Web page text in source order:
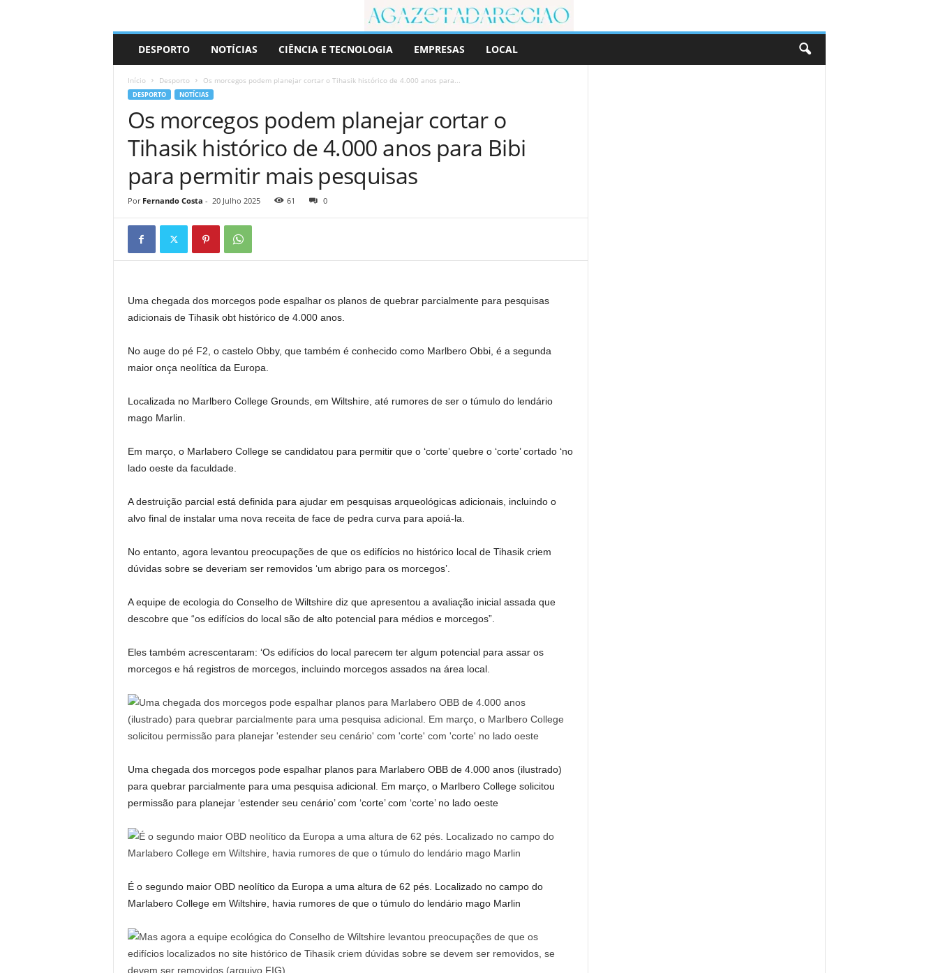
r
DESPORTO NOTÍCIAS CIÊNCIA E TECNOLOGIA EMPRESAS LOCAL
Início Desporto Os morcegos podem planejar cortar o Tihasik histórico de 4.000 anos para...
DESPORTO NOTÍCIAS
Os morcegos podem planejar cortar o
Tihasik histórico de 4.000 anos para Bibi
para permitir mais pesquisas
Por Fernando Costa - 20 Julho 2025 61 0
Uma chegada dos morcegos pode espalhar os planos de quebrar parcialmente para pesquisas
adicionais de Tihasik obt histórico de 4.000 anos.
No auge do pé F2, o castelo Obby, que também é conhecido como Marlbero Obbi, é a segunda
maior onça neolítica da Europa.
Localizada no Marlbero College Grounds, em Wiltshire, até rumores de ser o túmulo do lendário
mago Marlin.
Em março, o Marlabero College se candidatou para permitir que o ‘corte’ quebre o ‘corte’ cortado ‘no
lado oeste da faculdade.
A destruição parcial está definida para ajudar em pesquisas arqueológicas adicionais, incluindo o
alvo final de instalar uma nova receita de face de pedra curva para apoiá-la.
No entanto, agora levantou preocupações de que os edifícios no histórico local de Tihasik criem
dúvidas sobre se deveriam ser removidos ‘um abrigo para os morcegos’.
A equipe de ecologia do Conselho de Wiltshire diz que apresentou a avaliação inicial assada que
descobre que “os edifícios do local são de alto potencial para médios e morcegos”.
Eles também acrescentaram: ‘Os edifícios do local parecem ter algum potencial para assar os
morcegos e há registros de morcegos, incluindo morcegos assados na área local.
Uma chegada dos morcegos pode espalhar planos para Marlabero OBB de 4.000 anos (ilustrado)
para quebrar parcialmente para uma pesquisa adicional. Em março, o Marlbero College solicitou
permissão para planejar ‘estender seu cenário’ com ‘corte’ com ‘corte’ no lado oeste
É o segundo maior OBD neolítico da Europa a uma altura de 62 pés. Localizado no campo do
Marlabero College em Wiltshire, havia rumores de que o túmulo do lendário mago Marlin